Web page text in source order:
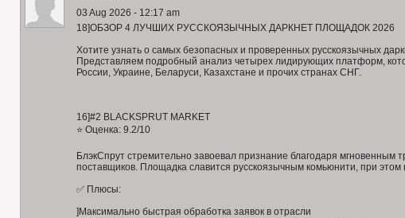
03 Aug 2026 - 12:17 am
18]ОБЗОР 4 ЛУЧШИХ РУССКОЯЗЫЧНЫХ ДАРКНЕТ ПЛОЩАДОК 2026
Хотите узнать о самых безопасных и проверенных русскоязычных
Представляем подробный анализ четырех лидирующих платформ,
России, Украине, Беларуси, Казахстане и прочих странах СНГ.
16]#2 BLACKSPRUT MARKET
⭐ Оценка: 9.2/10
БлэкСпрут стремительно завоевал признание благодаря мгновенным
поставщиков. Площадка славится русскоязычным комьюнити, при этом
✅ Плюсы:
]Максимально быстрая обработка заявок в отрасли